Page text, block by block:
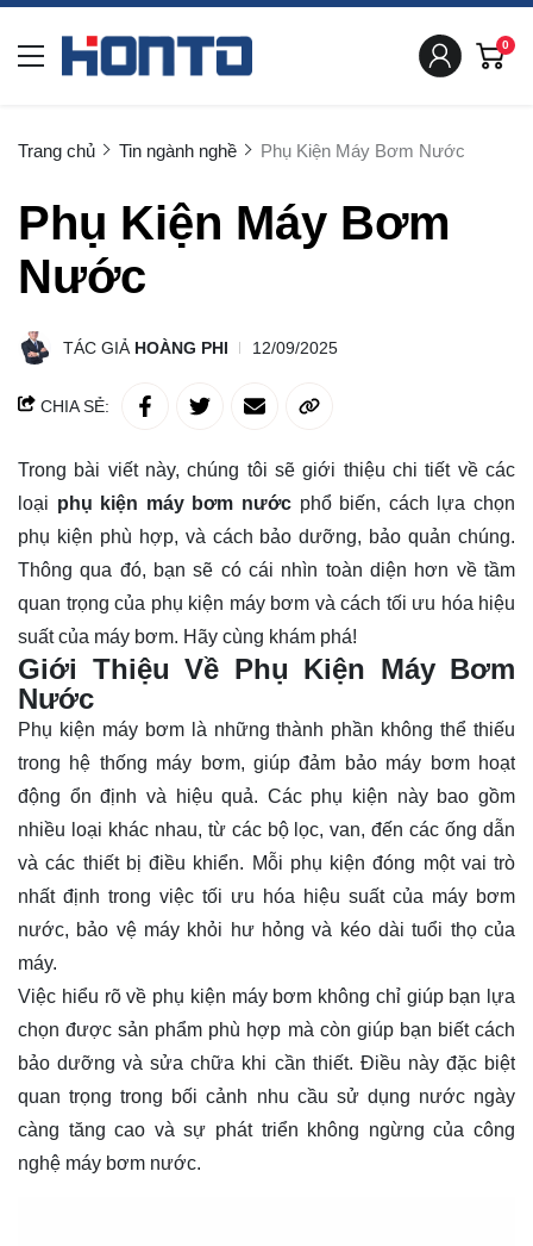
0
Trang chủ Tin ngành nghề Phụ Kiện Máy Bơm Nước
Phụ Kiện Máy Bơm
Nước
TÁC GIẢ HOÀNG PHI 12/09/2025
CHIA SẺ:
Trong bài viết này, chúng tôi sẽ giới thiệu chi tiết về các
loại phụ kiện máy bơm nước phổ biến, cách lựa chọn
phụ kiện phù hợp, và cách bảo dưỡng, bảo quản chúng.
Thông qua đó, bạn sẽ có cái nhìn toàn diện hơn về tầm
quan trọng của phụ kiện máy bơm và cách tối ưu hóa hiệu
suất của máy bơm. Hãy cùng khám phá!
Giới Thiệu Về Phụ Kiện Máy Bơm
Nước
Phụ kiện máy bơm là những thành phần không thể thiếu
trong hệ thống máy bơm, giúp đảm bảo máy bơm hoạt
động ổn định và hiệu quả. Các phụ kiện này bao gồm
nhiều loại khác nhau, từ các bộ lọc, van, đến các ống dẫn
và các thiết bị điều khiển. Mỗi phụ kiện đóng một vai trò
nhất định trong việc tối ưu hóa hiệu suất của máy bơm
nước, bảo vệ máy khỏi hư hỏng và kéo dài tuổi thọ của
máy.
Việc hiểu rõ về phụ kiện máy bơm không chỉ giúp bạn lựa
chọn được sản phẩm phù hợp mà còn giúp bạn biết cách
bảo dưỡng và sửa chữa khi cần thiết. Điều này đặc biệt
quan trọng trong bối cảnh nhu cầu sử dụng nước ngày
càng tăng cao và sự phát triển không ngừng của công
nghệ máy bơm nước.